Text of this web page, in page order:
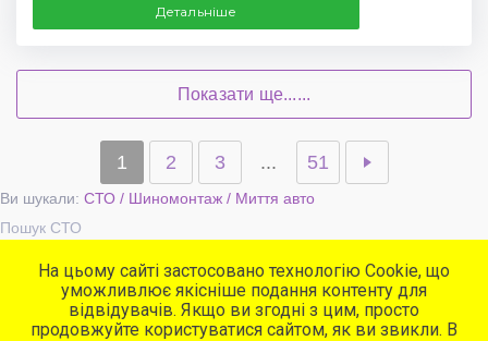
Детальніше
Показати ще......
1 2 3 ... 51
Ви шукали: СТО / Шиномонтаж / Миття авто
Пошук СТО
Популярні сервіси
СТО
Автомийки
На цьому сайті застосовано технологію Cookie, що
уможливлює якісніше подання контенту для
відвідувачів. Якщо ви згодні з цим, просто
продовжуйте користуватися сайтом, як ви звикли. В